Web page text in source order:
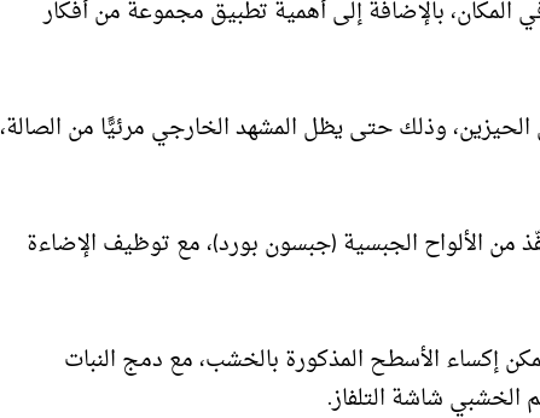
بالإضافة إلى أهمية تطبيق مجموعة من أفكار
الحيزين، وذلك حتى يظل المشهد الخارجي مرئيًّا من الصالة،
من الألواح الجبسية (جبسون بورد)، مع توظيف الإضاءة
إكساء الأسطح المذكورة بالخشب، مع دمج النبات
شاشة التلفاز.